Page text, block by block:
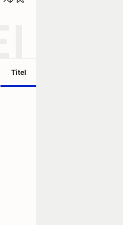
Titel